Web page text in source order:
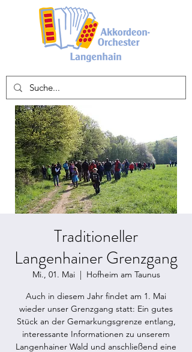
Traditioneller
Langenhainer Grenzgang
Mi., 01. Mai
  |
Hofheim am Taunus
Auch in diesem Jahr findet am 1. Mai
wieder unser Grenzgang statt: Ein gutes
Stück an der Gemarkungsgrenze entlang,
interessante Informationen zu unserem
Langenhainer Wald und anschließend eine